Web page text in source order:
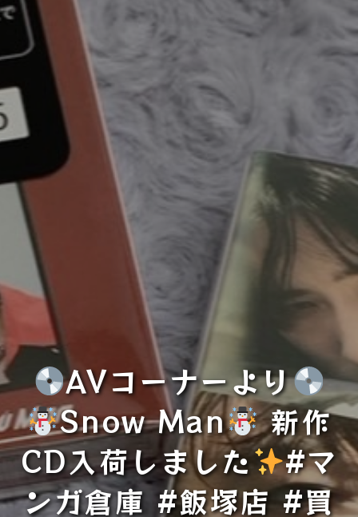
AVコーナーより
Snow Man
新作
CD入荷しました
#マ
ンガ倉庫 #飯塚店 #買